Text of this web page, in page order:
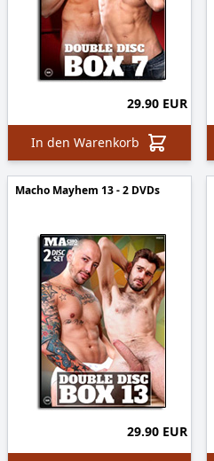
29.90 EUR
In den Warenkorb
Macho Mayhem 13 - 2 DVDs
29.90 EUR